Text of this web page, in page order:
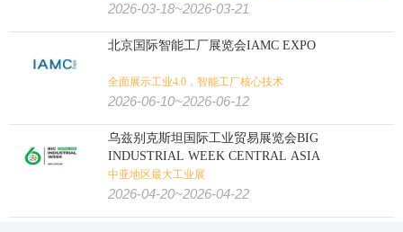
2026-03-18~2026-03-21
北京国际智能工厂展览会IAMC EXPO
全面展示工业4.0，智能工厂核心技术
2026-06-10~2026-06-12
乌兹别克斯坦国际工业贸易展览会BIG
INDUSTRIAL WEEK CENTRAL ASIA
中亚地区最大工业展
2026-04-20~2026-04-22